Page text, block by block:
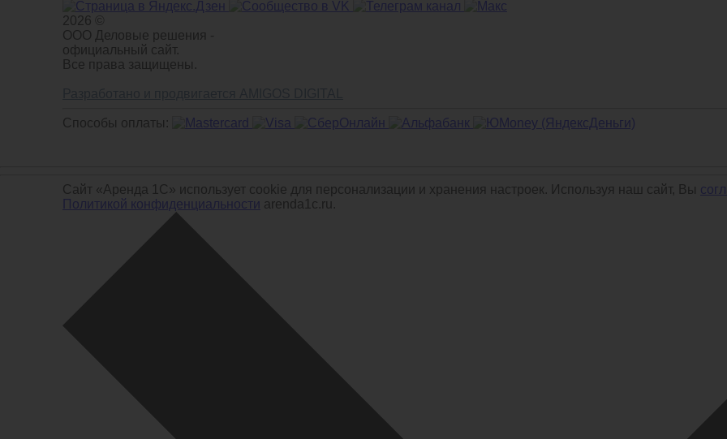
2026 ©
ООО Деловые решения -
официальный сайт.
Все права защищены.
Способы оплаты:
Сайт «Аренда 1С» использует cookie для персонализации и хранения настроек. Используя наш сайт, Вы
Политикой конфиденциальности arenda1c.ru.